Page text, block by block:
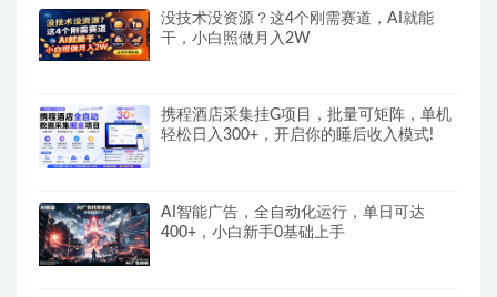
没技术没资源？这4个刚需赛道，AI就能
干，小白照做月入2W
携程酒店采集挂G项目，批量可矩阵，单机
轻松日入300+，开启你的睡后收入模式!
AI智能广告，全自动化运行，单日可达
400+，小白新手0基础上手